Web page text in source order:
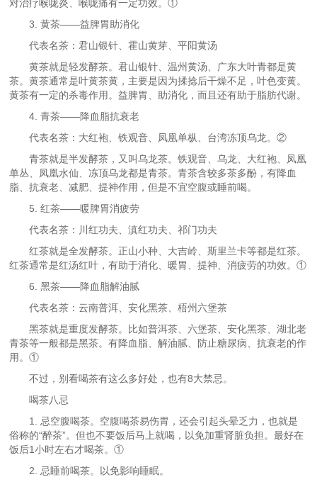
对治疗喉咙炎、喉咙痛有一定功效。①
3. 黄茶——益脾胃助消化
代表名茶：君山银针、霍山黄芽、平阳黄汤
黄茶就是轻发酵茶。君山银针、温州黄汤、广东大叶青都是黄
茶。黄茶通常是叶黄茶黄，主要是因为揉捻后干燥不足，叶色变黄。
黄茶有一定的杀毒作用。益脾胃、助消化，而且还有助于脂肪代谢。
4. 青茶——降血脂抗衰老
代表名茶：大红袍、铁观音、凤凰单枞、台湾冻顶乌龙。②
青茶就是半发酵茶，又叫乌龙茶。铁观音、乌龙、大红袍、凤凰
单丛、凤凰水仙、冻顶乌龙都是青茶。青茶含较多茶多酚，有降血
脂、抗衰老、减肥、提神作用，但是不宜空腹或睡前喝。
5. 红茶——暖脾胃消疲劳
代表名茶：川红功夫、滇红功夫、祁门功夫
红茶就是全发酵茶。正山小种、大吉岭、斯里兰卡等都是红茶。
红茶通常是红汤红叶，有助于消化、暖胃、提神、消疲劳的功效。①
6. 黑茶——降血脂解油腻
代表名茶：云南普洱、安化黑茶、梧州六堡茶
黑茶就是重度发酵茶。比如普洱茶、六堡茶、安化黑茶、湖北老
青茶等一般都是黑茶。有降血脂、解油腻、防止糖尿病、抗衰老的作
用。①
不过，别看喝茶有这么多好处，也有8大禁忌。
喝茶八忌
1. 忌空腹喝茶。空腹喝茶易伤胃，还会引起头晕乏力，也就是
俗称的“醉茶”。但也不要饭后马上就喝，以免加重肾脏负担。最好在
饭后1小时左右才喝茶。①
2. 忌睡前喝茶。以免影响睡眠。